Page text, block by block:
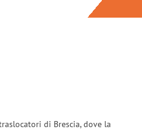
di Brescia, dove la